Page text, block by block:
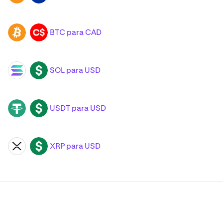
BTC CAD BTC para CAD
SOL USD SOL para USD
USDT USD USDT para USD
XRP USD XRP para USD